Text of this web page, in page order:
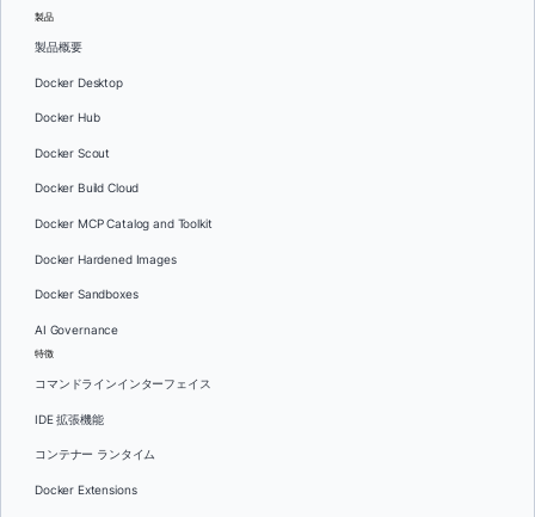
製品
製品概要
Docker Desktop
Docker Hub
Docker Scout
Docker Build Cloud
Docker MCP Catalog and Toolkit
Docker Hardened Images
Docker Sandboxes
AI Governance
特徴
コマンドラインインターフェイス
IDE 拡張機能
コンテナー ランタイム
Docker Extensions